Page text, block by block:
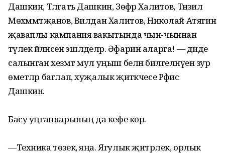
Дашкин, Тәлгать Дашкин, Зөфәр Халитов, Тәнзил
Мөхәм­мәтҗанов, Вилдан Халитов, Николай Атягин
җаваплы кампания вакытында чын-чыннан
тәүлек әйләнә­сенә эшләделәр. Әфарин аларга! — диде
салынган хезмәт мул уңыш белән билгеләнүенә зур
өметләр баглап, хуҗалык җитәкчесе Рәфис
Дашкин.
Басу уңганнарының да кәефе көр.
—Техника төзек, яңа. Ягулык җитәр­лек, орлык